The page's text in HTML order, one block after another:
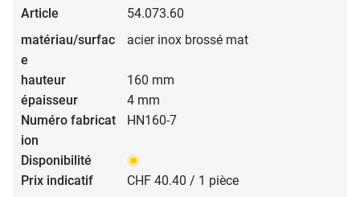
54.073.60
acier inox brossé mat
160 mm
4 mm
HN160-7
CHF 40.40 / 1 pièce